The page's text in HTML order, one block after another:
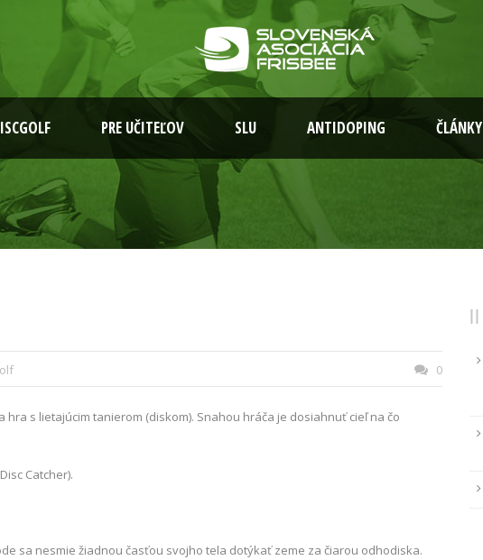
PRE UČITEĽOV SLU ANTIDOPING ČLÁNKY
0
s lietajúcim tanierom (diskom). Snahou hráča je dosiahnuť cieľ na čo
Catcher).
sa nesmie žiadnou časťou svojho tela dotýkať zeme za čiarou odhodiska.